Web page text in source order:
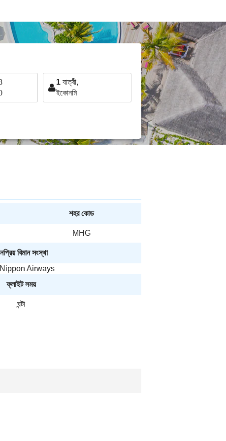
1 যাত্রী,
ইকোনমি
শহর কোড
MHG
বিমান সংস্থা
Airways
ফ্লাইট সময়
ঘন্টা